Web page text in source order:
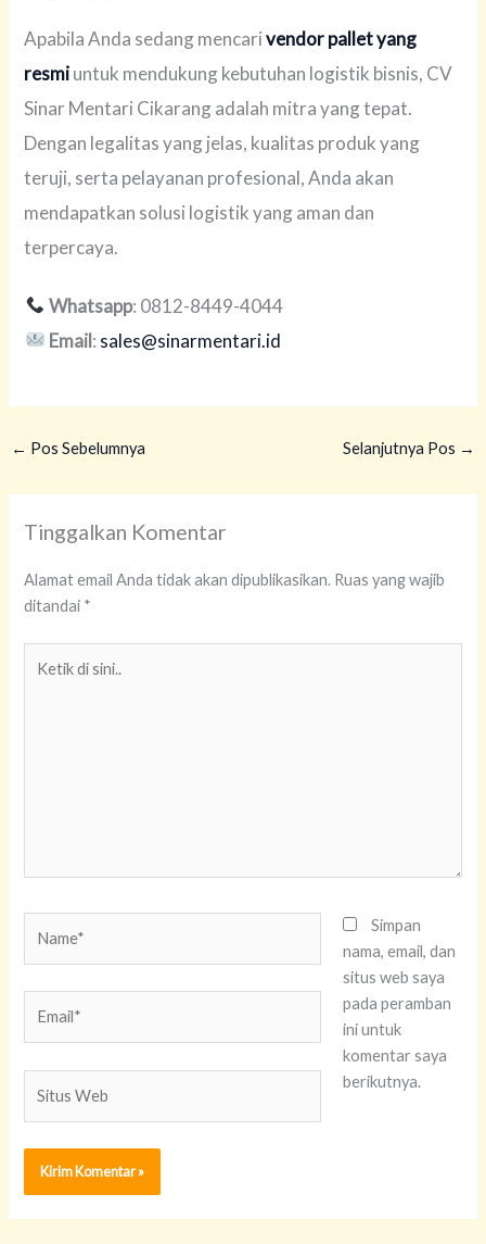
Apabila Anda sedang mencarivendor pallet yang
resmiuntuk mendukung kebutuhan logistik bisnis, CV
Sinar Mentari Cikarang adalah mitra yang tepat.
Dengan legalitas yang jelas, kualitas produk yang
teruji, serta pelayanan profesional, Anda akan
mendapatkan solusi logistik yang aman dan
terpercaya.
Whatsapp: 0812-8449-4044
Email: sales@sinarmentari.id
← Pos Sebelumnya Selanjutnya Pos →
Tinggalkan Komentar
Alamat email Anda tidak akan dipublikasikan. Ruas yang wajib
ditandai *
Web
Simpan
nama, email, dan
situs web saya
pada peramban
ini untuk
komentar saya
berikutnya.